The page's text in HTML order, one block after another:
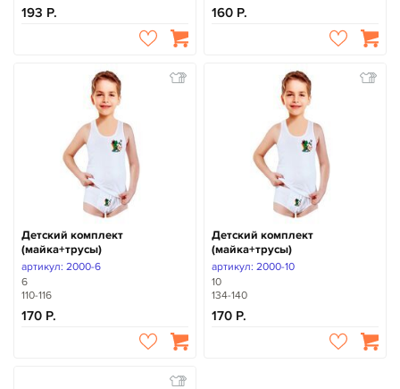
193 160
Детский комплект
(майка+трусы)
артикул: 2000-6
6
110-116
170
Детский комплект
(майка+трусы)
артикул: 2000-10
10
134-140
170